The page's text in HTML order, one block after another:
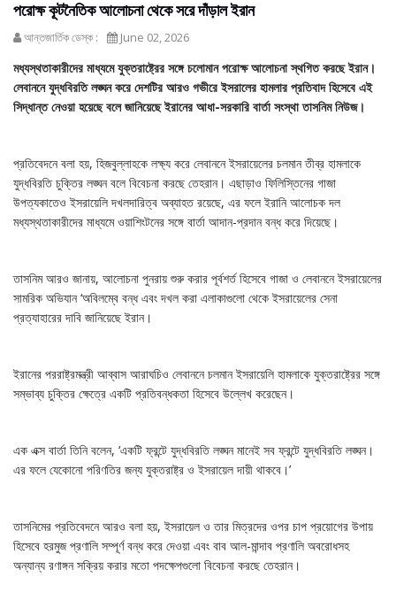
পরোক্ষ কূটনৈতিক আলোচনা থেকে সরে দাঁড়াল ইরান
আন্তজার্তিক ডেস্ক : June 02, 2026
মধ্যস্থতাকারীদের মাধ্যমে যুক্তরাষ্ট্রের সঙ্গে চলোমান পরোক্ষ আলোচনা স্থগিত করছে ইরান।
লেবাননে যুদ্ধবিরতি লঙ্ঘন করে দেশটির আরও গভীরে ইসরালের হামলার প্রতিবাদ হিসেবে এই
সিদ্ধান্ত নেওয়া হয়েছে বলে জানিয়েছে ইরানের আধা-সরকারি বার্তা সংস্থা তাসনিম নিউজ।
প্রতিবেদনে বলা হয়, হিজবুল্লাহকে লক্ষ্য করে লেবাননে ইসরায়েলের চলমান তীব্র হামলাকে
যুদ্ধবিরতি চুক্তির লঙ্ঘন বলে বিবেচনা করছে তেহরান। এছাড়াও ফিলিস্তিনের গাজা
উপত্যকাতেও ইসরায়েলি দখলদারিত্ব অব্যাহত রয়েছে, এর ফলে ইরানি আলোচক দল
মধ্যস্থতাকারীদের মাধ্যমে ওয়াশিংটনের সঙ্গে বার্তা আদান-প্রদান বন্ধ করে দিয়েছে।
তাসনিম আরও জানায়, আলোচনা পুনরায় শুরু করার পূর্বশর্ত হিসেবে গাজা ও লেবাননে ইসরায়েলের
সামরিক অভিযান ‘অবিলম্বে বন্ধ এবং দখল করা এলাকাগুলো থেকে ইসরায়েলের সেনা
প্রত্যাহারের দাবি জানিয়েছে ইরান।
ইরানের পররাষ্ট্রমন্ত্রী আব্বাস আরাঘচিও লেবাননে চলমান ইসরায়েলি হামলাকে যুক্তরাষ্ট্রের সঙ্গে
সম্ভাব্য চুক্তির ক্ষেত্রে একটি প্রতিবন্ধকতা হিসেবে উল্লেখ করেছেন।
এক এক্স বার্তা তিনি বলেন, ‘একটি ফ্রন্টে যুদ্ধবিরতি লঙ্ঘন মানেই সব ফ্রন্টে যুদ্ধবিরতি লঙ্ঘন।
এর ফলে যেকোনো পরিণতির জন্য যুক্তরাষ্ট্র ও ইসরায়েল দায়ী থাকবে।’
তাসনিমের প্রতিবেদনে আরও বলা হয়, ইসরায়েল ও তার মিত্রদের ওপর চাপ প্রয়োগের উপায়
হিসেবে হরমুজ প্রণালি সম্পূর্ণ বন্ধ করে দেওয়া এবং বাব আল-মান্দাব প্রণালি অবরোধসহ
অন্যান্য রণাঙ্গন সক্রিয় করার মতো পদক্ষেপগুলো বিবেচনা করছে তেহরান।